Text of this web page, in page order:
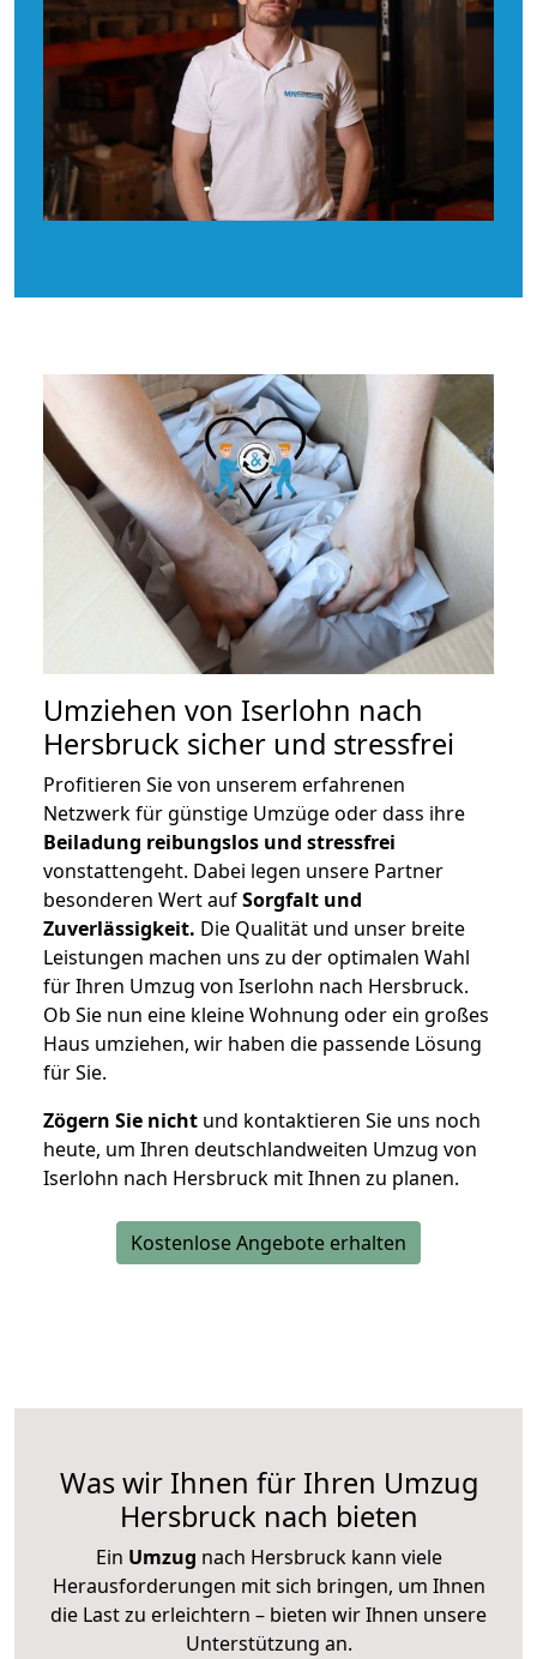
Umziehen von Iserlohn nach
Hersbruck sicher und stressfrei
Profitieren Sie von unserem erfahrenen
Netzwerk für günstige Umzüge oder dass ihre
Beiladung reibungslos und stressfrei
vonstattengeht. Dabei legen unsere Partner
besonderen Wert aufSorgfalt und
Zuverlässigkeit. Die Qualität und unser breite
Leistungen machen uns zu der optimalen Wahl
für Ihren Umzug von Iserlohn nach Hersbruck.
Ob Sie nun eine kleine Wohnung oder ein großes
Haus umziehen, wir haben die passende Lösung
für Sie.
Zögern Sie nicht und kontaktieren Sie uns noch
heute, um Ihren deutschlandweiten Umzug von
Iserlohn nach Hersbruck mit Ihnen zu planen.
Kostenlose Angebote erhalten
Was wir Ihnen für Ihren Umzug
Hersbruck nach bieten
Ein Umzug nach Hersbruck kann viele
Herausforderungen mit sich bringen, um Ihnen
die Last zu erleichtern – bieten wir Ihnen unsere
Unterstützung an.